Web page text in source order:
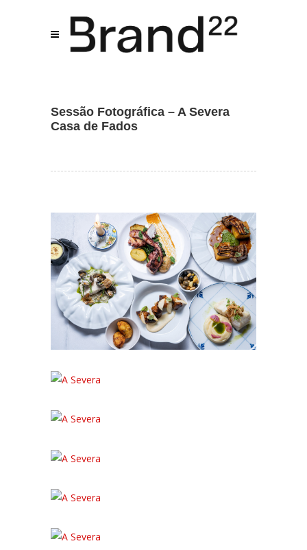
Sessão Fotográfica – A Severa
Casa de Fados